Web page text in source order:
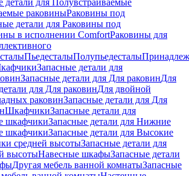
детали для Полувстраиваемые
раковиныРаковины под
детали для Раковины под
в исполнении ComfortPаковины для
ПьедесталыПолупьедесталы
Запасные детали для
Запасные детали для Для раковинДля
для Для раковинДля двойной
pаковинЗапасные детали для Для
ШкафчикиЗапасные детали для
шкафчикиЗапасные детали для Нижние
шкафчикиЗапасные детали для Высокие
средней высотыЗапасные детали для
высотыНавесные шкафыЗапасные детали
Другая мебель ванной комнатыЗапасные